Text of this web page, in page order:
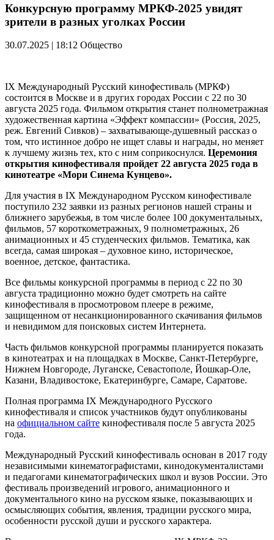
Конкурсную программу МРКФ-2025 увидят
зрители в разных уголках России
30.07.2025 | 18:12 Общество
IX Международный Русский кинофестиваль (МРКФ)
состоится в Москве и в других городах России с 22 по 30
августа 2025 года. Фильмом открытия станет полнометражная
художественная картина «Эффект компассии» (Россия, 2025,
реж. Евгений Сивков) – захватывающе-душевный рассказ о
том, что истинное добро не ищет славы и награды, но меняет
к лучшему жизнь тех, кто с ним соприкоснулся. Церемония
открытия кинофестиваля пройдет 22 августа 2025 года в
кинотеатре «Мори Синема Кунцево».
Для участия в IX Международном Русском кинофестивале
поступило 232 заявки из разных регионов нашей страны и
ближнего зарубежья, в том числе более 100 документальных,
фильмов, 57 короткометражных, 9 полнометражных, 26
анимационных и 45 студенческих фильмов. Тематика, как
всегда, самая широкая – духовное кино, историческое,
военное, детское, фантастика.
Все фильмы конкурсной программы в период с 22 по 30
августа традиционно можно будет смотреть на сайте
кинофестиваля в просмотровом плеере в режиме,
защищенном от несанкционированного скачивания фильмов
и невидимом для поисковых систем Интернета.
Часть фильмов конкурсной программы планируется показать
в кинотеатрах и на площадках в Москве, Санкт-Петербурге,
Нижнем Новгороде, Луганске, Севастополе, Йошкар-Оле,
Казани, Владивостоке, Екатеринбурге, Самаре, Саратове.
Полная программа IX Международного Русского
кинофестиваля и список участников будут опубликованы
на официальном сайте кинофестиваля после 5 августа 2025
года.
Международный Русский кинофестиваль основан в 2017 году
независимыми кинематографистами, кинодокументалистами
и педагогами кинематографических школ и вузов России. Это
фестиваль произведений игрового, анимационного и
документального кино на русском языке, показывающих и
осмысляющих события, явления, традиции русского мира,
особенности русской души и русского характера.